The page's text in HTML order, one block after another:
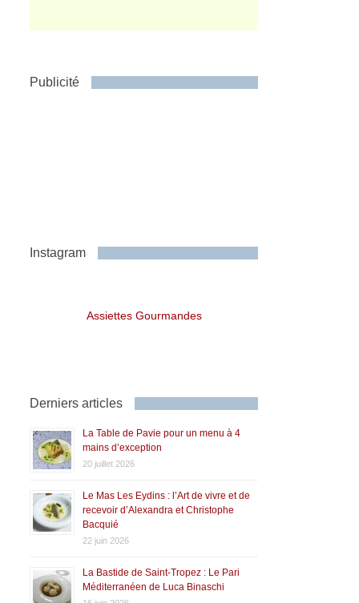
Publicité
Instagram
Assiettes Gourmandes
Derniers articles
La Table de Pavie pour un menu à 4
mains d’exception
20 juillet 2026
Le Mas Les Eydins : l’Art de vivre et de
recevoir d’Alexandra et Christophe
Bacquié
22 juin 2026
La Bastide de Saint-Tropez : Le Pari
Méditerranéen de Luca Binaschi